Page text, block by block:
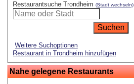
Restaurantsuche Trondheim (Stadt wechseln)
Weitere Suchoptionen
Restaurant in Trondheim hinzufügen
Nahe gelegene Restaurants